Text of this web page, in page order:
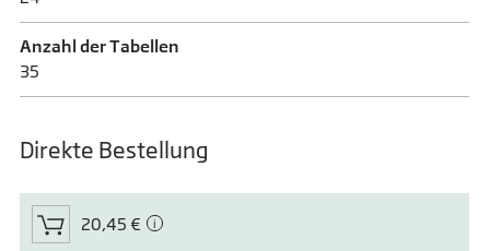
Anzahl der Tabellen
35
Direkte Bestellung
20,45 €